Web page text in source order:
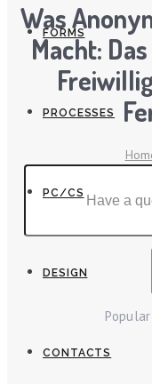
FORMS
PROCESSES
PC/CS
DESIGN
CONTACTS
Was
Macht: